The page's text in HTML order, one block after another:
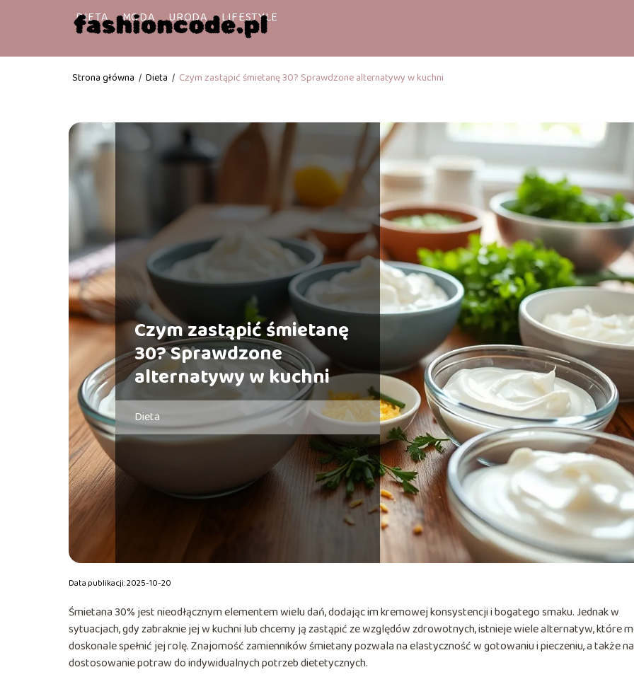
DIETA MODA URODA LIFESTYLE
Strona główna / Dieta / Czym zastąpić śmietanę 30? Sprawdzone alternatywy w kuchni
Czym zastąpić śmietanę
30? Sprawdzone
alternatywy w kuchni
Dieta
Data publikacji: 2025-10-20
Śmietana 30% jest nieodłącznym elementem wielu dań, dodając im kremowej konsystencji i bogatego smaku. Jednak w
sytuacjach, gdy zabraknie jej w kuchni lub chcemy ją zastąpić ze względów zdrowotnych, istnieje wiele alternatyw, które
doskonale spełnić jej rolę. Znajomość zamienników śmietany pozwala na elastyczność w gotowaniu i pieczeniu, a także na
dostosowanie potraw do indywidualnych potrzeb dietetycznych.